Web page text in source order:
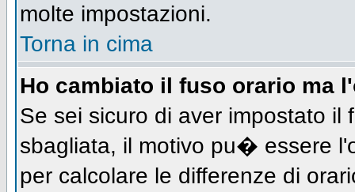
molte impostazioni.
Torna in cima
Ho cambiato il fuso orario ma
Se sei sicuro di aver impostato
sbagliata, il motivo pu� essere
per calcolare le differenze di